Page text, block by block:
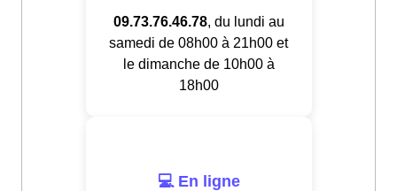
09.73.76.46.78, du lundi au
samedi de 08h00 à 21h00 et
le dimanche de 10h00 à
18h00
💻 En ligne